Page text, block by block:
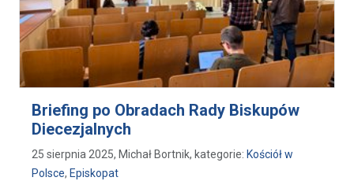
Briefing po Obradach Rady Biskupów
Diecezjalnych
25 sierpnia 2025, Michał Bortnik, kategorie: Kościół w
Polsce, Episkopat